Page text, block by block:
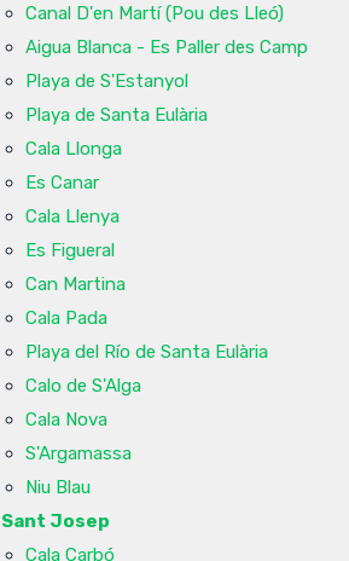
Canal D'en Martí (Pou des Lleó)
Aigua Blanca - Es Paller des Camp
Playa de S'Estanyol
Playa de Santa Eulària
Cala Llonga
Es Canar
Cala Llenya
Es Figueral
Can Martina
Cala Pada
Playa del Río de Santa Eulària
Calo de S'Alga
Cala Nova
S'Argamassa
Niu Blau
Sant Josep
Cala Carbó